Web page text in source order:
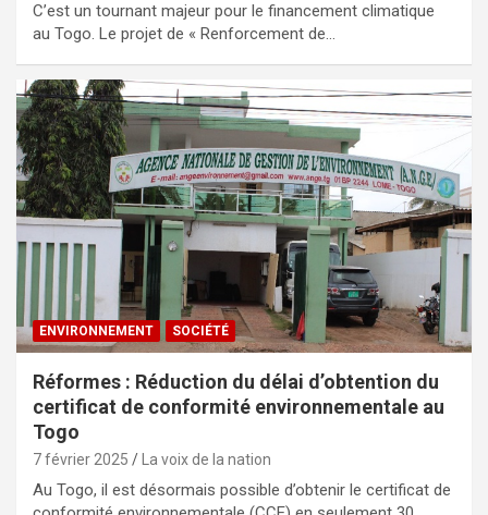
C’est un tournant majeur pour le financement climatique
au Togo. Le projet de « Renforcement de…
ENVIRONNEMENT SOCIÉTÉ
Réformes : Réduction du délai d’obtention du
certificat de conformité environnementale au
Togo
7 février 2025 La voix de la nation
Au Togo, il est désormais possible d’obtenir le certificat de